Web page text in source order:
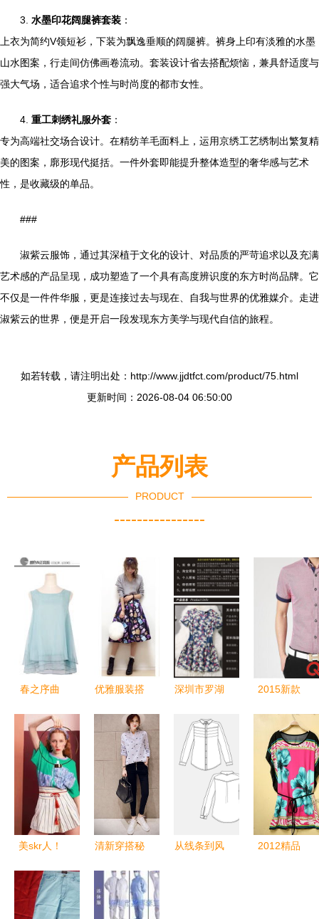
3. 水墨印花阔腿裤套装 ：
上衣为简约V领短衫，下装为飘逸垂顺的阔腿裤。裤身上印有淡雅的水墨
山水图案，行走间仿佛画卷流动。套装设计省去搭配烦恼，兼具舒适度与
强大气场，适合追求个性与时尚度的都市女性。
4. 重工刺绣礼服外套 ：
专为高端社交场合设计。在精纺羊毛面料上，运用京绣工艺绣制出繁复精
美的图案，廓形现代挺括。一件外套即能提升整体造型的奢华感与艺术
性，是收藏级的单品。
###
淑紫云服饰，通过其深植于文化的设计、对品质的严苛追求以及充满
艺术感的产品呈现，成功塑造了一个具有高度辨识度的东方时尚品牌。它
不仅是一件件华服，更是连接过去与现在、自我与世界的优雅媒介。走进
淑紫云的世界，便是开启一段发现东方美学与现代自信的旅程。
如若转载，请注明出处：http://www.jjdtfct.com/product/75.html
更新时间：2026-08-04 06:50:00
产品列表
PRODUCT
----------------
春之序曲
欧根纱三件
套时尚解读
优雅服装搭
秋季女装搭
配技巧全攻
略
深圳市罗湖
店T5088连
衣裙 价
格、厂家与
形象解析
2015新款
身衬衫 掌
柜推荐的潮
流之选
美skr人！
的服装品
牌，广州小
清新穿搭秘
纹T恤打造
夏日高级感
从线条到风
2012精品